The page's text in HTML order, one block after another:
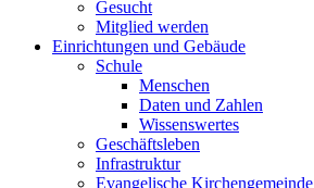
Gesucht
Mitglied werden
Einrichtungen und Gebäude
Schule
Menschen
Daten und Zahlen
Wissenswertes
Geschäftsleben
Infrastruktur
Evangelische Kirchengemeinde